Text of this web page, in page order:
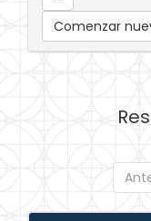
Comenzar